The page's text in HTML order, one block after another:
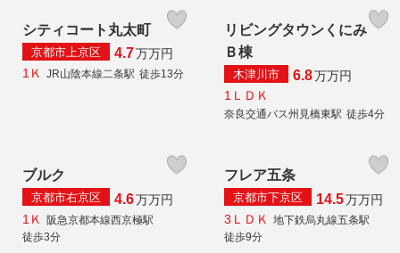
シティコート丸太町
京都市上京区 4.7万万円
1Ｋ JR山陰本線二条駅 徒歩13分
リビングタウンくにみ
Ｂ棟
木津川市 6.8万万円
1ＬＤＫ
奈良交通バス州見橋東駅 徒歩4分
ブルク
京都市右京区 4.6万万円
1Ｋ
阪急京都本線西京極駅
徒歩3分
フレア五条
京都市下京区 14.5万万円
3ＬＤＫ
地下鉄烏丸線五条駅
徒歩9分